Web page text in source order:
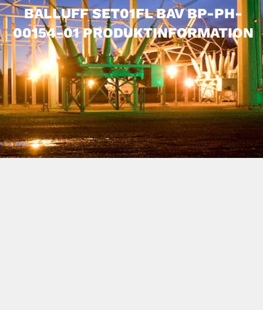
BALLUFF SET01FL BAV BP-PH-
00154-01 PRODUKTINFORMATION